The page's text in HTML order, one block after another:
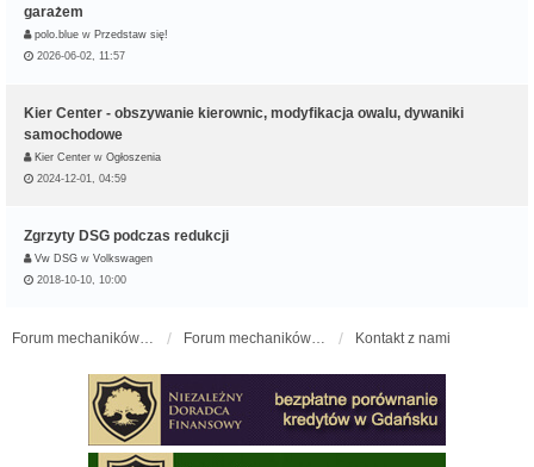
garażem
polo.blue w Przedstaw się!
2026-06-02, 11:57
Kier Center - obszywanie kierownic, modyfikacja owalu, dywaniki
samochodowe
Kier Center w Ogłoszenia
2024-12-01, 04:59
Zgrzyty DSG podczas redukcji
Vw DSG w Volkswagen
2018-10-10, 10:00
Forum mechaników samochodowych - forum-mechaniczne.pl Forum mechaników samochodowych Kontakt z nami